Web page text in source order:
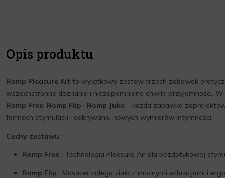
Opis produktu
Romp Pleasure Kit to wyjątkowy zestaw trzech zabawek
wszechstronne doznania i niezapomniane chwile przyjemności.
Romp Free, Romp Flip i Romp Juke – każda zabawka
formach stymulacji i odkrywaniu nowych wymiarów intymności.
Cechy zestawu :
Romp Free : Technologia Pleasure Air dla bezdotykowej
Romp Flip : Masażer całego ciała z mocnymi wibracjami i